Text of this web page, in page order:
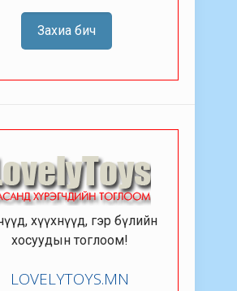
Захиа бич
хүүхнүүд, гэр бүлийн
хосуудын тоглоом!
LOVELYTOYS.MN